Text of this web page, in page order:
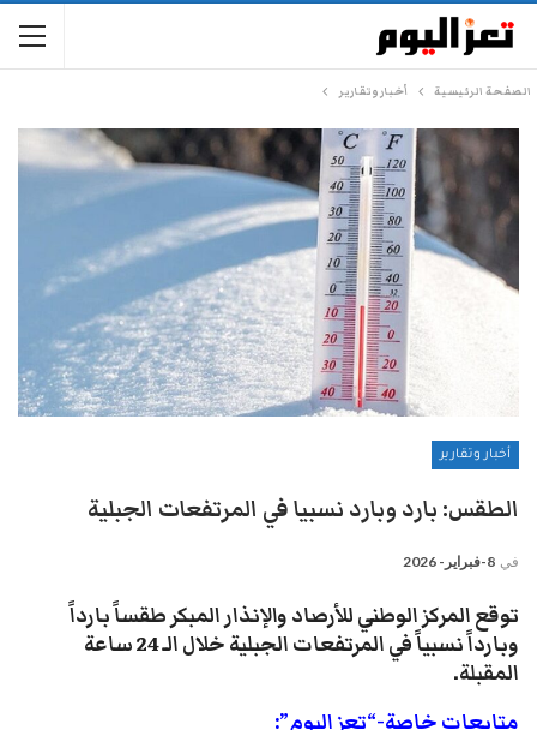
الصفحة الرئيسية أخبار وتقارير
أخبار وتقارير
الطقس: بارد وبارد نسبيا في المرتفعات الجبلية
في 8-فبراير- 2026
توقع المركز الوطني للأرصاد والإنذار المبكر طقساً بارداً
وبارداً نسبياً في المرتفعات الجبلية خلال الـ 24 ساعة
المقبلة.
متابعات خاصة-“تعز اليوم”: